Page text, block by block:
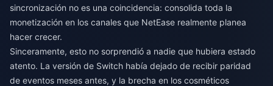
sincronización no es una coincidencia: consolida toda la
monetización en los canales que NetEase realmente planea
hacer crecer.
Sinceramente, esto no sorprendió a nadie que hubiera estado
atento. La versión de Switch había dejado de recibir paridad
de eventos meses antes, y la brecha en los cosméticos